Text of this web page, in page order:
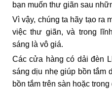
bạn muốn thư giãn sau
Vì vậy, chúng ta hãy tạo ra
việc thư giãn, và trong
sáng là vô giá.
Các cửa hàng có dải đèn
sáng dịu nhẹ giúp bồn tắm
bồn tắm trên sàn hoặc